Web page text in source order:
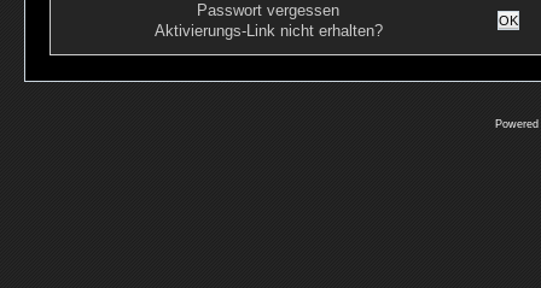
Passwort vergessen
Aktivierungs-Link nicht erhalten?
OK